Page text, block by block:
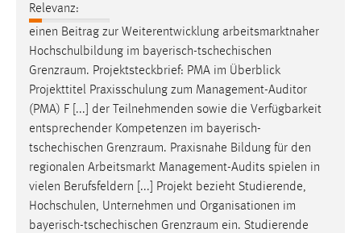
Relevanz:
einen Beitrag zur Weiterentwicklung arbeitsmarktnaher
Hochschulbildung im bayerisch-tschechischen
Grenzraum. Projektsteckbrief: PMA im Überblick
Projekttitel Praxisschulung zum Management-Auditor
(PMA) F [...] der Teilnehmenden sowie die Verfügbarkeit
entsprechender Kompetenzen im bayerisch-
tschechischen Grenzraum. Praxisnahe Bildung für den
regionalen Arbeitsmarkt Management-Audits spielen in
vielen Berufsfeldern [...] Projekt bezieht Studierende,
Hochschulen, Unternehmen und Organisationen im
bayerisch-tschechischen Grenzraum ein. Studierende